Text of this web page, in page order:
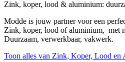
Zink, koper, lood & aluminium:
Modde is jouw partner voor een
Zink, koper, lood of aluminium, met
Duurzaam, verwerkbaar, vakwerk.
Toon alles van Zink, Koper, Lood en